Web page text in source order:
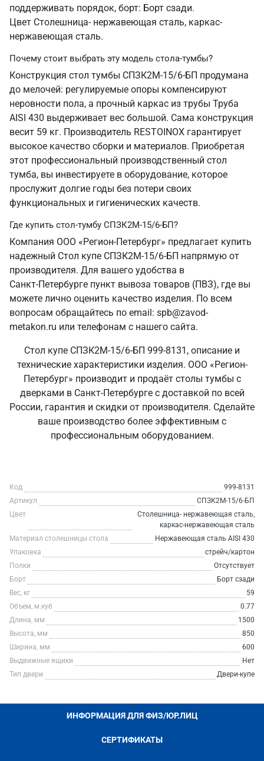
поддерживать порядок, борт: Борт сзади.
Цвет Столешница- нержавеющая сталь, каркас-
нержавеющая сталь.
Почему стоит выбрать эту модель стола-тумбы?
Конструкция стол тумбы СПЗК2М-15/6-БП продумана
до мелочей: регулируемые опоры компенсируют
неровности пола, а прочный каркас из трубы Труба
AISI 430 выдерживает вес большой. Сама конструкция
весит 59 кг. Производитель RESTOINOX гарантирует
высокое качество сборки и материалов. Приобретая
этот профессиональный производственный стол
тумба, вы инвестируете в оборудование, которое
прослужит долгие годы без потери своих
функциональных и гигиенических качеств.
Где купить стол-тумбу СПЗК2М-15/6-БП?
Компания ООО «Регион-Петербург» предлагает купить
надежный Стол купе СПЗК2М-15/6-БП напрямую от
производителя. Для вашего удобства в
Санкт‑Петербурге пункт вывоза товаров (ПВЗ), где вы
можете лично оценить качество изделия. По всем
вопросам обращайтесь по email: spb@zavod-
metakon.ru или телефонам с нашего сайта.
Стол купе СПЗК2М-15/6-БП 999-8131, описание и
технические характеристики изделия. ООО «Регион-
Петербург» производит и продаёт столы тумбы с
дверками в Санкт‑Петербурге с доставкой по всей
России, гарантия и скидки от производителя. Сделайте
ваше производство более эффективным с
профессиональным оборудованием.
Код
999-8131
Артикул
СПЗК2М-15/6-БП
Цвет
Столешница- нержавеющая сталь,
каркас-нержавеющая сталь
Материал столешницы стола
Нержавеющая сталь AISI 430
Упаковка
стрейч/картон
Полки
Отсутствует
Борт
Борт сзади
Вес, кг
59
Объем, м.куб
0.77
Длина, мм
1500
Высота, мм
850
Ширина, мм
600
Выдвижные ящики
Нет
Тип двери
Двери-купе
ИНФОРМАЦИЯ ДЛЯ ФИЗ/ЮР.ЛИЦ
СЕРТИФИКАТЫ